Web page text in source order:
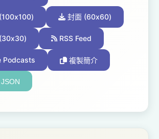
封面 (60x60)
RSS Feed
Podcasts 複製簡介